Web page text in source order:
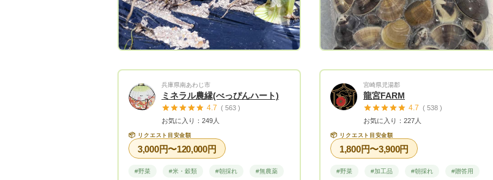
兵庫県南あわじ市
ミネラル農縁(べっぴんハート)
4.7 ( 563 )
お気に入り：249人
📦 リクエスト目安金額
3,000円〜120,000円
#野菜 #米・穀類 #朝採れ #無農薬
宮崎県児湯郡
龍宮FARM
4.7 ( 538 )
お気に入り：227人
📦 リクエスト目安金額
1,800円〜3,900円
#野菜 #加工品 #朝採れ #贈答用